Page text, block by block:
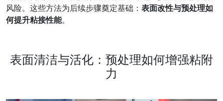
风险。这些方法为后续步骤奠定基础： 表面改性与预处理如
何提升粘接性能。
表面清洁与活化：预处理如何增强粘附
力